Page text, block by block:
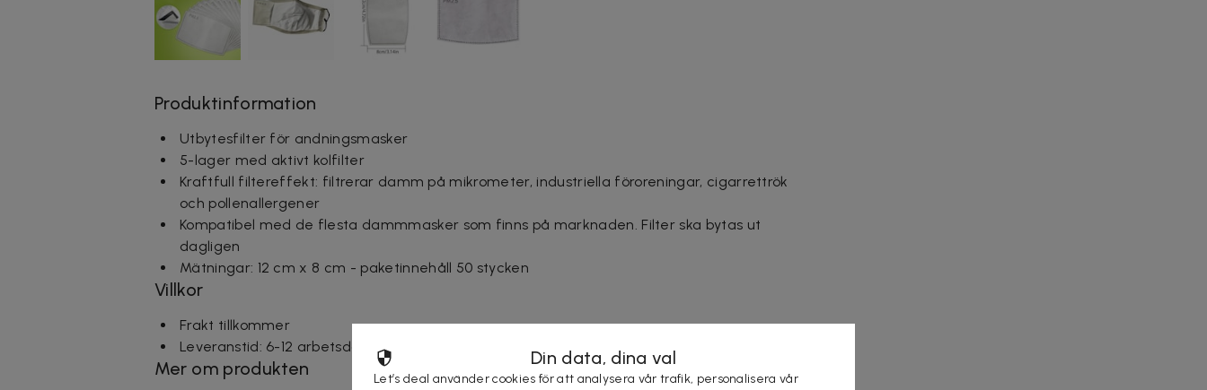
Produktinformation
Utbytesfilter för andningsmasker
5-lager med aktivt kolfilter
Kraftfull filtereffekt: filtrerar damm på mikrometer, industriella föroreningar, cigarrettrök
och pollenallergener
Kompatibel med de flesta dammmasker som finns på marknaden. Filter ska bytas ut
dagligen
Mätningar: 12 cm x 8 cm - paketinnehåll 50 stycken
Villkor
Frakt tillkommer
Leveranstid: 6-12 arbetsdagar
Mer om produkten
Din data, dina val
Let’s deal använder cookies för att analysera vår trafik, personalisera vår